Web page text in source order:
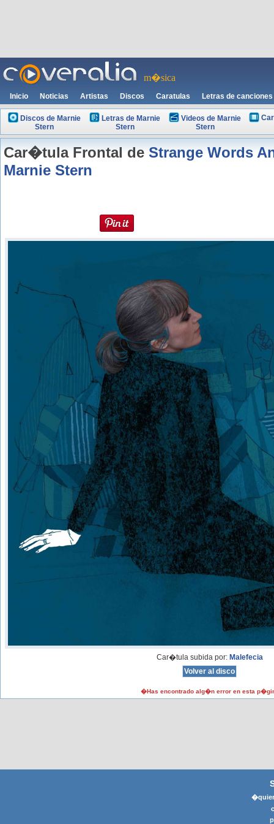
m�sica
Inicio Noticias Artistas Discos Caratulas Letras de canciones
Discos de Marnie
Stern
Letras de Marnie
Stern
Videos de Marnie
Stern
Car�tula Frontal de Strange Words
Marnie Stern
Car�tula subida por: Malefecia
�Has encontrado alg�n error en esta